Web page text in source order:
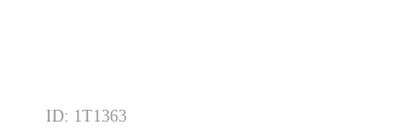
: 1T1363